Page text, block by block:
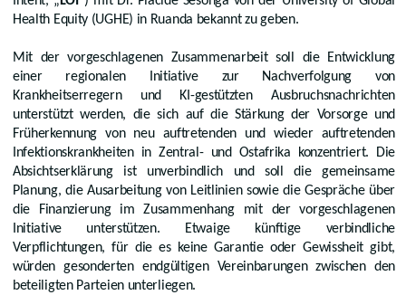
Health Equity (UGHE) in Ruanda bekannt zu geben.
Mit der vorgeschlagenen Zusammenarbeit soll die Entwicklung
einer regionalen Initiative zur Nachverfolgung von
Krankheitserregern und KI-gestützten Ausbruchsnachrichten
unterstützt werden, die sich auf die Stärkung der Vorsorge und
Früherkennung von neu auftretenden und wieder auftretenden
Infektionskrankheiten in Zentral- und Ostafrika konzentriert. Die
Absichtserklärung ist unverbindlich und soll die gemeinsame
Planung, die Ausarbeitung von Leitlinien sowie die Gespräche über
die Finanzierung im Zusammenhang mit der vorgeschlagenen
Initiative unterstützen. Etwaige künftige verbindliche
Verpflichtungen, für die es keine Garantie oder Gewissheit gibt,
würden gesonderten endgültigen Vereinbarungen zwischen den
beteiligten Parteien unterliegen.